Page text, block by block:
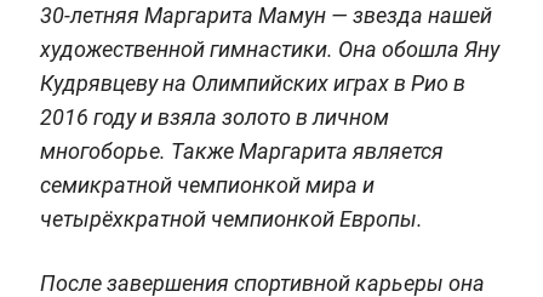
30-летняя Маргарита Мамун — звезда нашей
художественной гимнастики. Она обошла Яну
Кудрявцеву на Олимпийских играх в Рио в
2016 году и взяла золото в личном
многоборье. Также Маргарита является
семикратной чемпионкой мира и
четырёхкратной чемпионкой Европы.
После завершения спортивной карьеры она